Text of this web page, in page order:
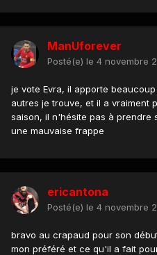
ManUforever
Posté(e) le 4 novembre
je vote Evra, il apporte
autres je trouve, et il a vraiment
saison, il n'hésite pas à prendre
une mauvaise frappe
ericantona
Posté(e) le 4 novembre
bravo au crapaud pour son
mon préféré et ce qu'il a fait